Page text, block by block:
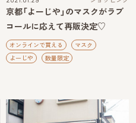
京都「よーじや」のマスクがラブ
コールに応えて再販決定♡
オンラインで買える
マスク
よーじや
数量限定